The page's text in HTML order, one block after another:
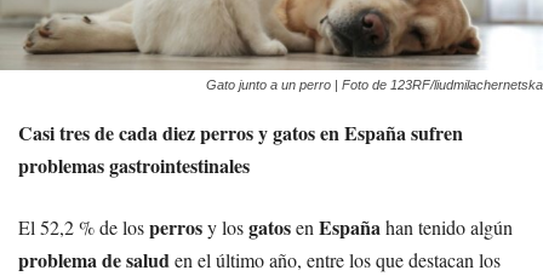
Gato junto a un perro | Foto de 123RF/liudmilachernetska
Casi tres de cada diez perros y gatos en España sufren
problemas gastrointestinales
El 52,2 % de losperrosy losgatosen Españahan tenido algún
problema de saluden el último año, entre los que destacan los